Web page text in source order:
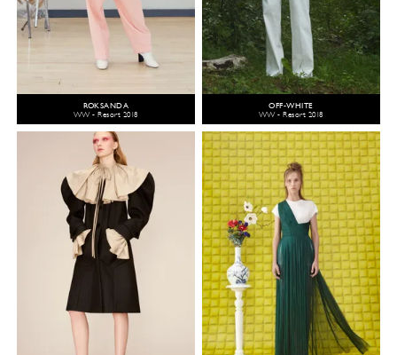
ROKSANDA
WW - Resort 2018
OFF-WHITE
WW - Resort 2018